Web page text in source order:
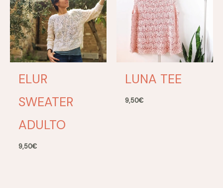
ELUR
SWEATER
ADULTO
9,50€
LUNA TEE
9,50€